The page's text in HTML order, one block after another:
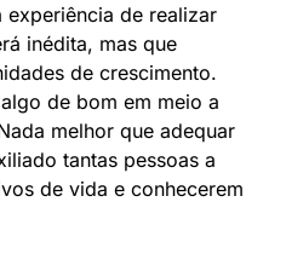
experiência de realizar
inédita, mas que
de crescimento.
de bom em meio a
melhor que adequar
tantas pessoas a
de vida e conhecerem